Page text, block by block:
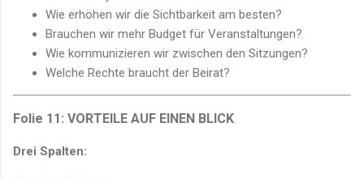
Wie erhöhen wir die Sichtbarkeit am besten?
Brauchen wir mehr Budget für Veranstaltungen?
Wie kommunizieren wir zwischen den Sitzungen?
Welche Rechte braucht der Beirat?
Folie 11: VORTEILE AUF EINEN BLICK
Drei Spalten: